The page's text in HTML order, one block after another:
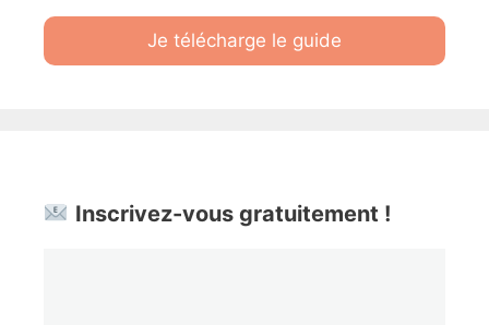
Je télécharge le guide
Inscrivez-vous gratuitement !